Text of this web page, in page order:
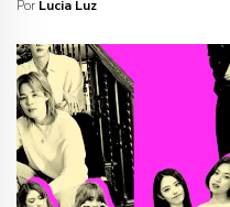
Por Lucia Luz